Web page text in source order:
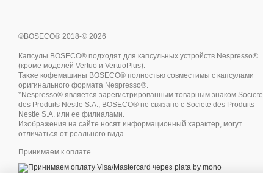
©BOSECO® 2018-© 2026
Капсулы BOSECO® подходят для капсульных устройств Nespresso®
(кроме моделей Vertuo и VertuoPlus).
Также кофемашины BOSECO® полностью совместимы с капсулами
оригинального формата Nespresso®.
*Nespresso® является зарегистрированным товарным знаком Societe
des Produits Nestle S.A., BOSECO® не связано с Societe des Produits
Nestle S.A. или ее филиалами.
Изображения на сайте носят информационный характер, могут
отличаться от реального вида
Принимаем к оплате